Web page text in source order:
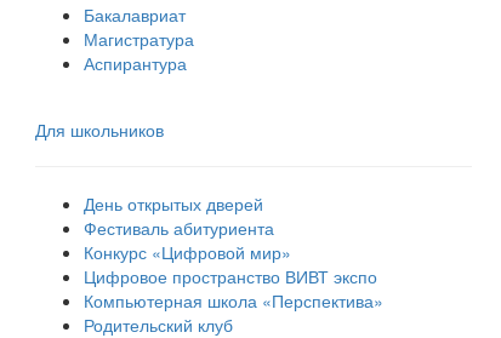
Бакалавриат
Магистратура
Аспирантура
Для школьников
День открытых дверей
Фестиваль абитуриента
Конкурс «Цифровой мир»
Цифровое пространство ВИВТ экспо
Компьютерная школа «Перспектива»
Родительский клуб